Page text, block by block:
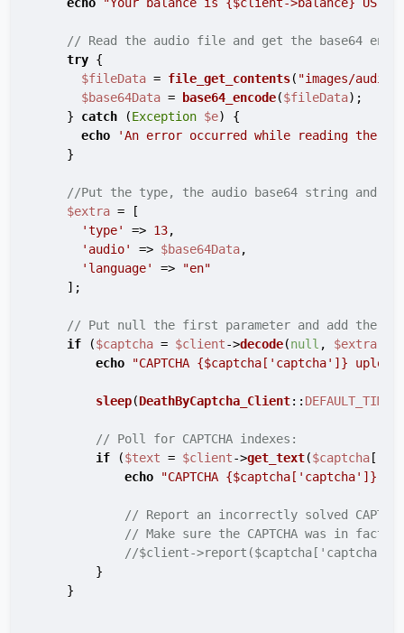
// Read the audio file and get the base64
try {
$fileData = file_get_contents( "images/
$base64Data = base64_encode($fileData);
    }
catch (Exception $e) {
echo
'An error occurred while reading the
    }
//Put the type, the audio base64 string and the
$extra = [
'type'
=> 13,
'audio'
=> $base64Data,
'language'
=>
"en"
    ];
// Put null the first parameter and add the
if ($captcha = $client->decode(null , $extra
echo
"CAPTCHA {$captcha['captcha']}
sleep(DeathByCaptcha_Client::
// Poll for CAPTCHA indexes:
if ($text = $client->get_text($captcha [
echo
"CAPTCHA {$captcha['captcha']}
// Report an incorrectly solved
// Make sure the CAPTCHA was in fact
//$client-
        }
    }